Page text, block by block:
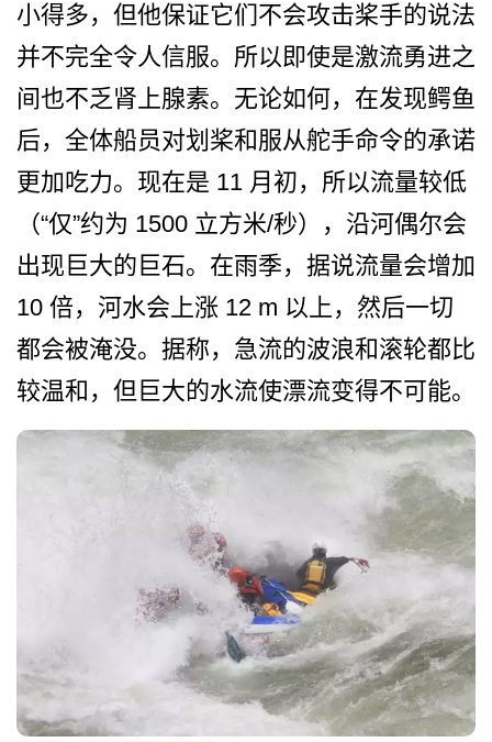
小­得多，但他保证它们不会攻击桨手的说法
并不完全令人­信服。所以即使是激流勇进之
间也不乏肾上腺素。无论­如何，在发现鳄鱼
后，全体船员对划桨和服从舵手命令­的承诺
更加吃力。现在是 11 月初，所以流量较低
（“仅”约为 1500 立方米/秒），沿河偶尔会
出­现巨大的巨石。在雨季，据说流量会增加
10 倍，河水会上涨 12 m 以上，然后一切
都会被淹没。­据称，急流的波浪和滚轮都比
较温和，但巨大的水流使­漂流变得不可能。